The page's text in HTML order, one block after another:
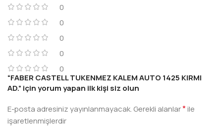
0
0
0
0
0
“FABER CASTELL TUKENMEZ KALEM AUTO 1425 KIRMI
AD.” için yorum yapan ilk kişi siz olun
E-posta adresiniz yayınlanmayacak. Gerekli alanlar*ile
işaretlenmişlerdir